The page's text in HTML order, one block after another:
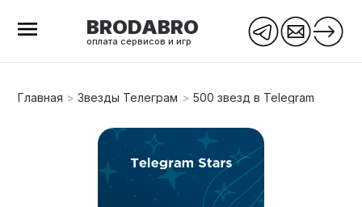
BRODABRO
оплата сервисов и игр
Главная >Звезды Телеграм >500 звезд в Telegram